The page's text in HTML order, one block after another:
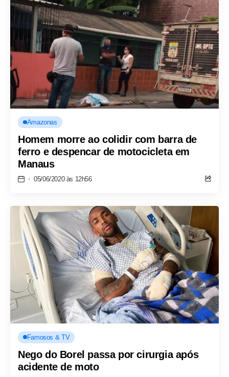
Amazonas
Homem morre ao colidir com barra de
ferro e despencar de motocicleta em
Manaus
05/06/2020 às 12h56
Famosos & TV
Nego do Borel passa por cirurgia após
acidente de moto